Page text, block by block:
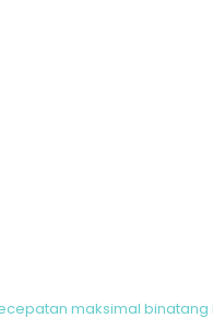
maksimal